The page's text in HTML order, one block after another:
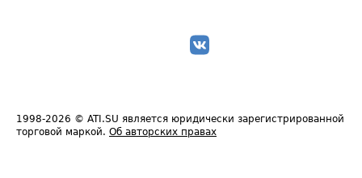
1998-2026 © ATI.SU является юридически зарегистрированной
торговой маркой. Об авторских правах